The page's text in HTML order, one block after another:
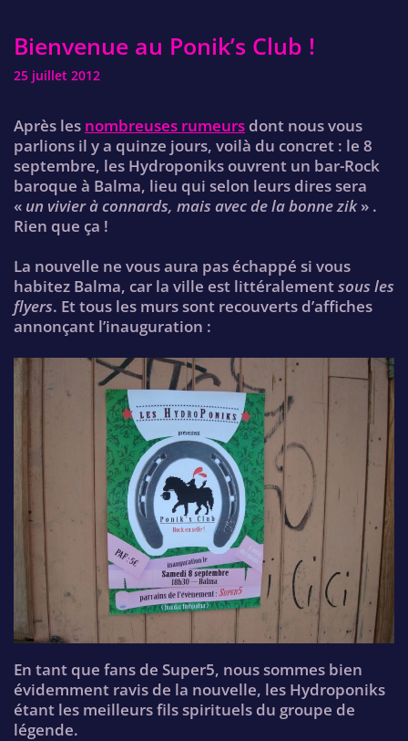
Bienvenue au Ponik’s Club !
25 juillet 2012
Après les nombreuses rumeurs dont nous vous
parlions il y a quinze jours, voilà du concret : le 8
septembre, les Hydroponiks ouvrent un bar-Rock
baroque à Balma, lieu qui selon leurs dires sera
« un vivier à connards, mais avec de la bonne zik» .
Rien que ça !
La nouvelle ne vous aura pas échappé si vous
habitez Balma, car la ville est littéralementsous les
flyers. Et tous les murs sont recouverts d’affiches
annonçant l’inauguration :
En tant que fans de Super5, nous sommes bien
évidemment ravis de la nouvelle, les Hydroponiks
étant les meilleurs fils spirituels du groupe de
légende.